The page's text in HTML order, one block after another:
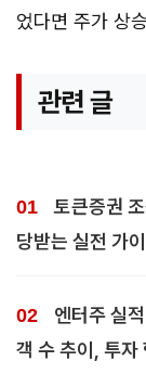
었다면 주가 상
관련 글
토큰증권
당받는 실전 가
엔터주 실
객 수 추이, 투자